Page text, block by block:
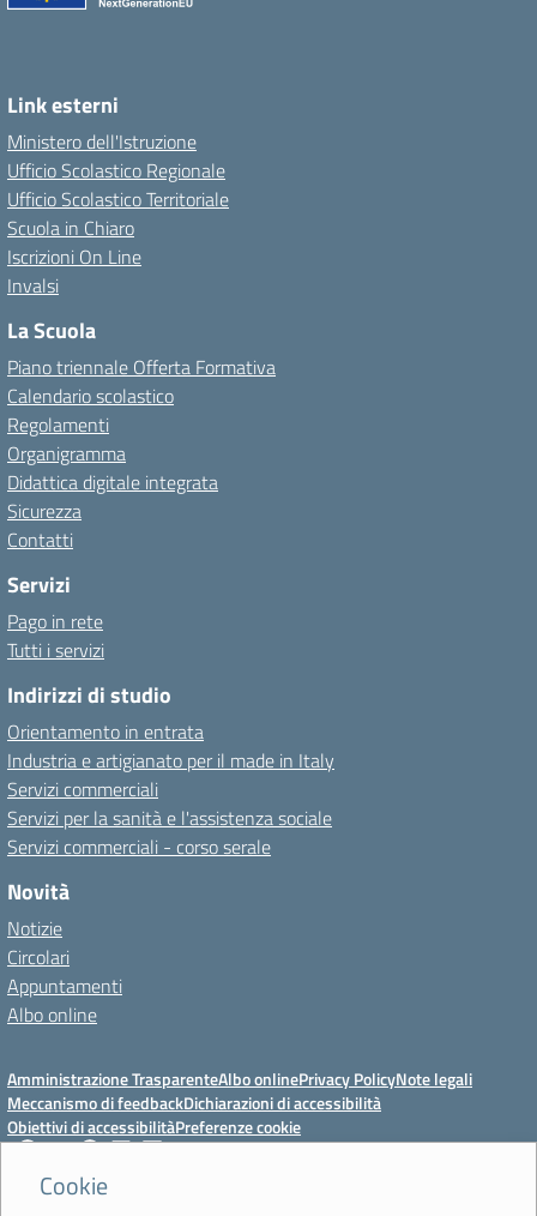
Cookie
Link esterni
Ministero dell'Istruzione
Ufficio Scolastico Regionale
Ufficio Scolastico Territoriale
Scuola in Chiaro
Iscrizioni On Line
Invalsi
La Scuola
Piano triennale Offerta Formativa
Calendario scolastico
Regolamenti
Organigramma
Didattica digitale integrata
Sicurezza
Contatti
Servizi
Pago in rete
Tutti i servizi
Indirizzi di studio
Orientamento in entrata
Industria e artigianato per il made in Italy
Servizi commerciali
Servizi per la sanità e l'assistenza sociale
Servizi commerciali - corso serale
Novità
Notizie
Circolari
Appuntamenti
Albo online
Amministrazione TrasparenteAlbo onlinePrivacy PolicyNote legali
Meccanismo di feedbackDichiarazioni di accessibilità
Obiettivi di accessibilitàPreferenze cookie